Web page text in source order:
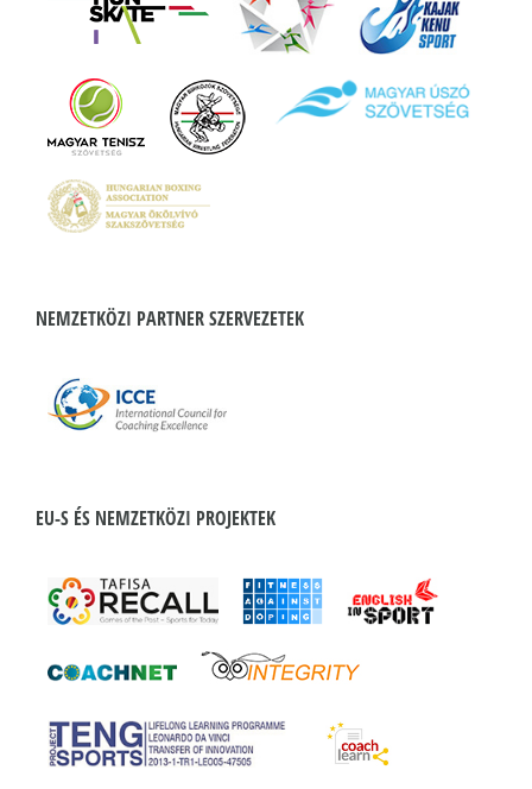
NEMZETKÖZI PARTNER SZERVEZETEK
EU-S ÉS NEMZETKÖZI PROJEKTEK